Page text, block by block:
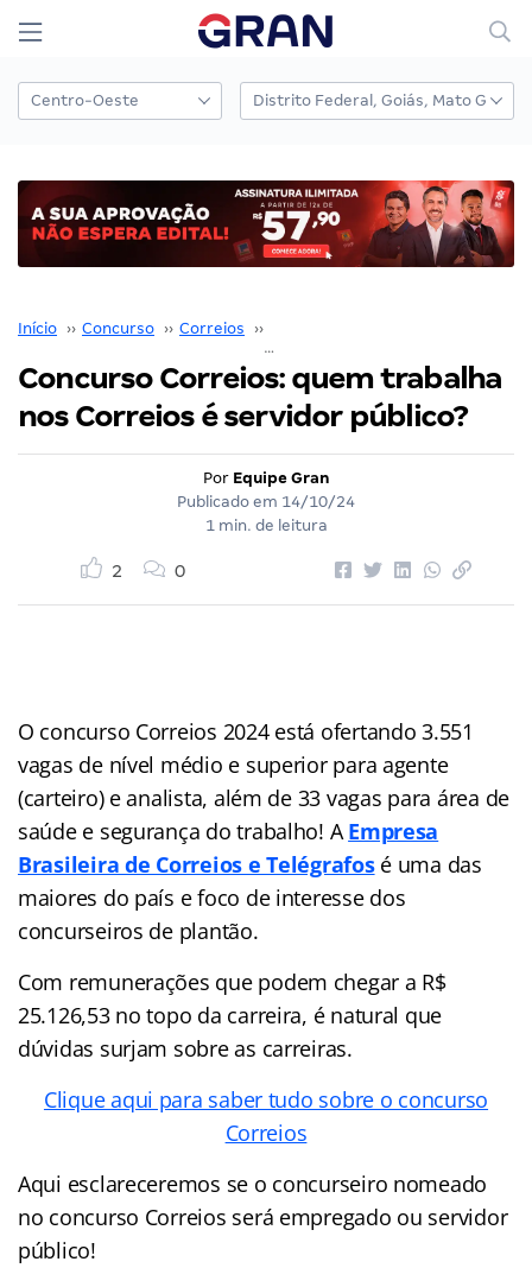
Início ›› Concurso ›› Correios ››
Concurso Correios: quem trabalha
nos Correios é servidor público?
Por Equipe Gran
Publicado em 14/10/24
1 min. de leitura
2 0
O concurso Correios 2024 está ofertando 3.551
vagas de nível médio e superior para agente
(carteiro) e analista, além de 33 vagas para área de
saúde e segurança do trabalho! AEmpresa
Brasileira de Correios e Telégrafosé uma das
maiores do país e foco de interesse dos
concurseiros de plantão.
Com remunerações que podem chegar a R$
25.126,53 no topo da carreira, é natural que
dúvidas surjam sobre as carreiras.
Clique aqui para saber tudo sobre o concurso
Correios
Aqui esclareceremos se o concurseiro nomeado
no concurso Correios será empregado ou servidor
público!